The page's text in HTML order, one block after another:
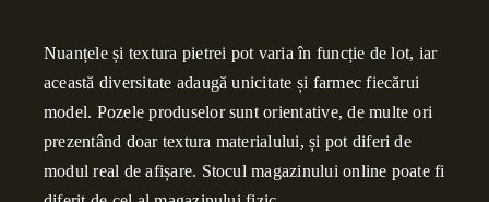
Nuanțele și textura pietrei pot varia în funcție de lot, iar
această diversitate adaugă unicitate și farmec fiecărui
model. Pozele produselor sunt orientative, de multe ori
prezentând doar textura materialului, și pot diferi de
modul real de afișare. Stocul magazinului online poate fi